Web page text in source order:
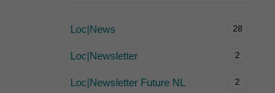
Loc|News 28
Loc|Newsletter 2
Loc|Newsletter Future NL 2